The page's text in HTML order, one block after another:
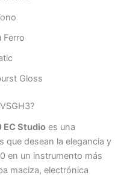
Ferro
Gloss
EC Studio es una
que desean la elegancia y
en un instrumento más
maciza, electrónica